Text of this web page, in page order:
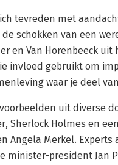
tevreden met
schokken van een
en Van Horenbeeck
invloed gebruikt om
waar je deel
uit diverse
Sherlock Holmes en
Angela Merkel.
minister-president Jan